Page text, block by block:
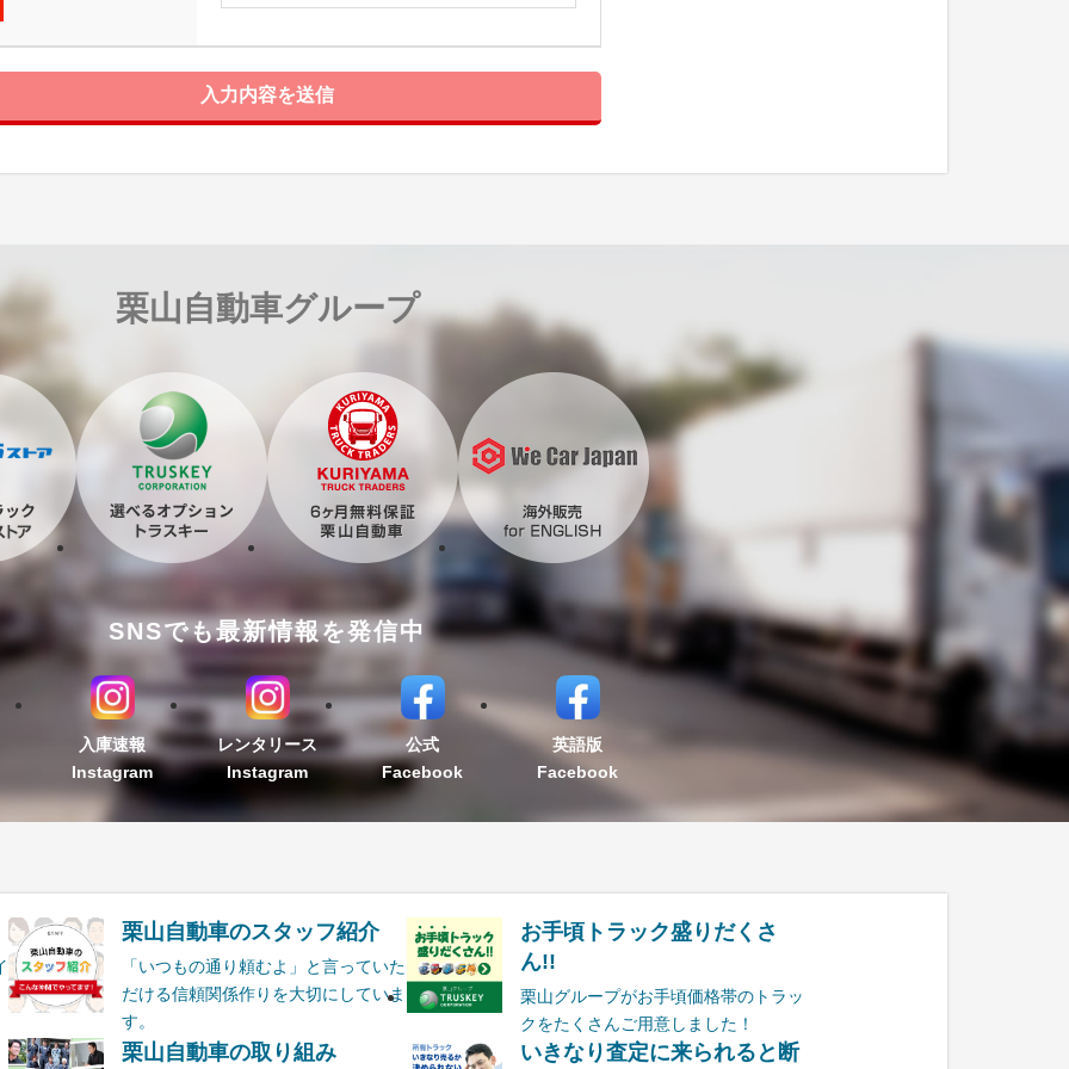
入力内容を送信
栗山自動車グループ
SNSでも最新情報を発信中
入庫速報
Instagram
レンタリース
Instagram
公式
Facebook
英語版
Facebook
栗山自動車のスタッフ紹介
「いつもの通り頼むよ」と言っていた
だける信頼関係作りを大切にしていま
す。
お手頃トラック盛りだくさ
ん!!
栗山グループがお手頃価格帯のトラッ
クをたくさんご用意しました！
栗山自動車の取り組み いきなり査定に来られると断